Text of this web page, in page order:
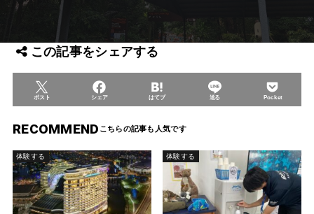
この記事をシェアする
ポスト シェア はてブ 送る Pocket
RECOMMEND
体験する 体験する